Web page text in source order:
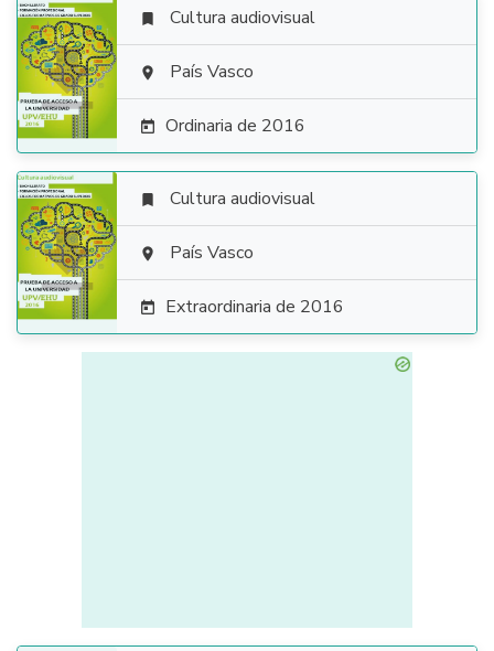

 Cultura audiovisual
 País Vasco
 Ordinaria de 2016

 Cultura audiovisual
 País Vasco
 Extraordinaria de 2016